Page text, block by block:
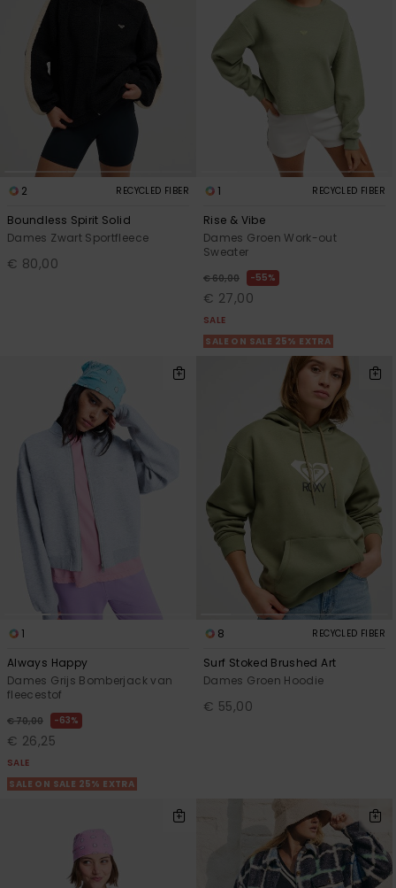
Riemen &
& sjaals
Hoeden &
mutsen
neopreen
accessoires
Swim
Kleding
Accessoires
Schoenen
Fitness
Snow
tassen
Snow
Accessoires
Snowboard
Surf
Accessoires
bekijken
ROXY APP
VERLANGLIJST
2 RECYCLED FIBER
Boundless Spirit Solid
Dames Zwart Sportfleece
€ 80,00
1 RECYCLED FIBER
Rise & Vibe
Dames Groen Work-out
Sweater
€ 60,00 55%
€ 27,00
SALE
SALE ON SALE 25% EXTRA
1
Always Happy
Dames Grijs Bomberjack van
fleecestof
€ 70,00 63%
€ 26,25
SALE
SALE ON SALE 25% EXTRA
8 RECYCLED FIBER
Surf Stoked Brushed Art
Dames Groen Hoodie
€ 55,00